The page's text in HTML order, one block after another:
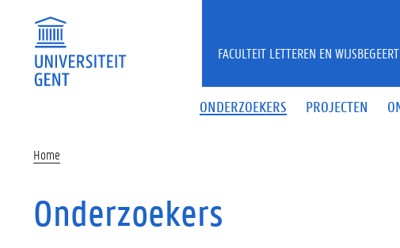
ONDERZOEKERS PROJECTEN
FACULTEIT LETTEREN EN
Home
Onderzoekers